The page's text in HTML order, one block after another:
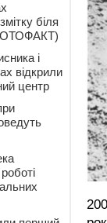
біля
і
відкрили
центр